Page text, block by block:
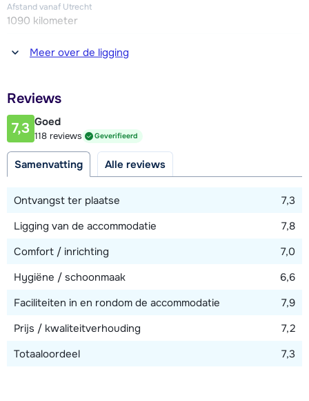
www.valthoparc.com).
Afstand vanaf Utrecht
1090 kilometer
Afstand tot winkel(s)
50 - 100 meter
25 - 50 meter
Afstand tot piste
100 meter
Meer over de ligging
Reviews
7,3 Goed
118 reviews Geverifieerd
Samenvatting Alle reviews
Ontvangst ter plaatse
7,3
Ligging van de accommodatie
7,8
Comfort / inrichting
7,0
Hygiëne / schoonmaak
6,6
Faciliteiten in en rondom de accommodatie
7,9
Prijs / kwaliteitverhouding
7,2
Totaaloordeel
7,3